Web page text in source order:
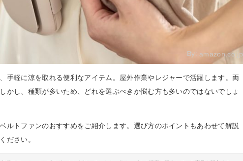
By: amazon.co.jp
手軽に涼を取れる便利なアイテム。屋外作業やレジャーで活躍します。両
かし、種類が多いため、どれを選ぶべきか悩む方も多いのではないでしょ
ルトファンのおすすめをご紹介します。選び方のポイントもあわせて解説
ださい。